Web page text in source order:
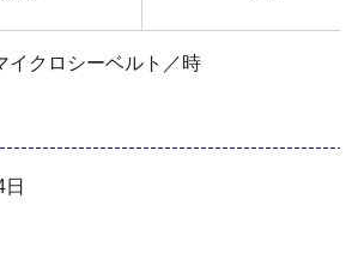
クロシーベルト／時